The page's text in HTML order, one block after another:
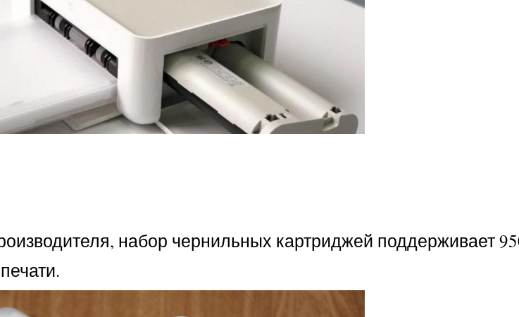
набор чернильных картриджей поддерживает